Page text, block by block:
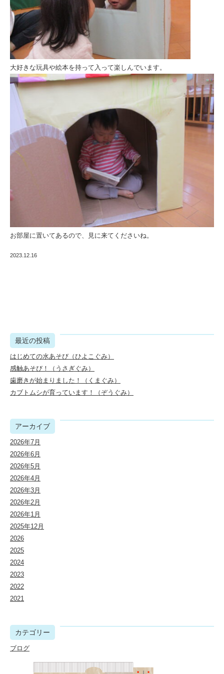
大好きな玩具や絵本を持って入って楽しんでいます。
お部屋に置いてあるので、見に来てくださいね。
2023.12.16
最近の投稿
はじめての水あそび（ひよこぐみ）
感触あそび！（うさぎぐみ）
歯磨きが始まりました！（くまぐみ）
カブトムシが育っています！（ぞうぐみ）
アーカイブ
2026年7月
2026年6月
2026年5月
2026年4月
2026年3月
2026年2月
2026年1月
2025年12月
2026
2025
2024
2023
2022
2021
カテゴリー
ブログ